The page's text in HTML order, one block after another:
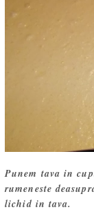
Punem tava in
rumeneste
lichid in tava.